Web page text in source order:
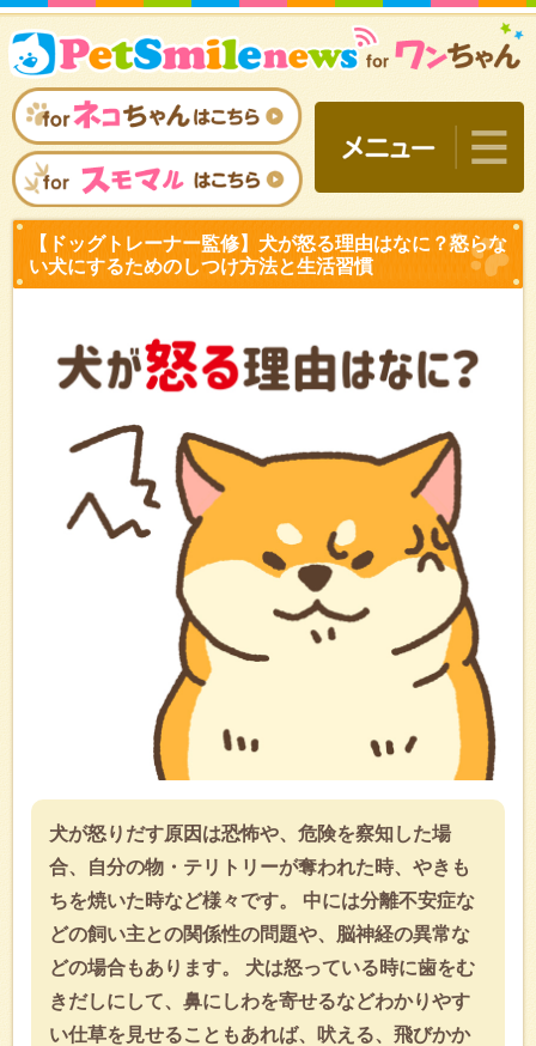
【ドッグトレーナー監修
い犬にするためのしつけ方
犬が怒りだす原因は恐怖や、危険を察知した場
合、自分の物・テリトリーが奪われた時、やきも
ちを焼いた時など様々です。 中には分離不安症な
どの飼い主との関係性の問題や、脳神経の異常な
どの場合もあります。 犬は怒っている時に歯をむ
きだしにして、鼻にしわを寄せるなどわかりやす
い仕草を見せることもあれば、吠える、飛びかか